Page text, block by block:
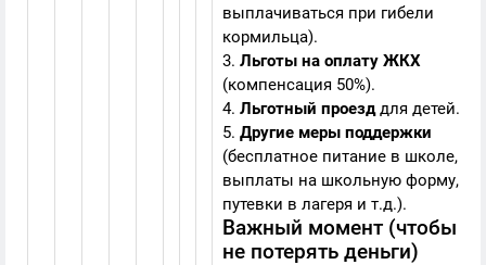
выплачиваться при гибели
кормильца).
3. Льготы на оплату ЖКХ
(компенсация 50%).
4. Льготный проезддля детей.
5. Другие меры поддержки
(бесплатное питание в школе,
выплаты на школьную форму,
путевки в лагеря и т.д.).
Важный момент (чтобы
не потерять деньги)